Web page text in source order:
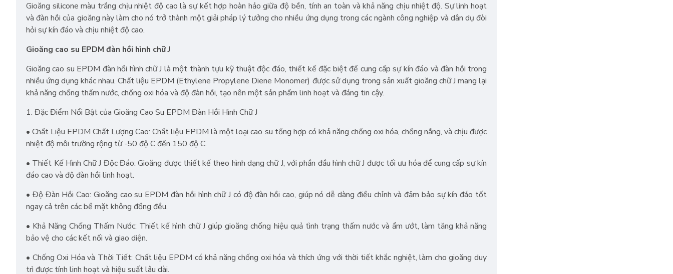
Gioăng silicone màu trắng chịu nhiệt độ cao là sự kết hợp hoàn hảo giữa độ bền, tính an toàn và khả năng chịu nhiệt độ. Sự linh hoạt
và đàn hồi của gioăng này làm cho nó trở thành một giải pháp lý tưởng cho nhiều ứng dụng trong các ngành công nghiệp và dân dụ đòi
hỏi sự kín đáo và chịu nhiệt độ cao.
Gioăng cao su EPDM đàn hồi hình chữ J
Gioăng cao su EPDM đàn hồi hình chữ J là một thành tựu kỹ thuật độc đáo, thiết kế đặc biệt để cung cấp sự kín đáo và đàn hồi trong
nhiều ứng dụng khác nhau. Chất liệu EPDM (Ethylene Propylene Diene Monomer) được sử dụng trong sản xuất gioăng chữ J mang lại
khả năng chống thấm nước, chống oxi hóa và độ đàn hồi, tạo nên một sản phẩm linh hoạt và đáng tin cậy.
1. Đặc Điểm Nổi Bật của Gioăng Cao Su EPDM Đàn Hồi Hình Chữ J
• Chất Liệu EPDM Chất Lượng Cao: Chất liệu EPDM là một loại cao su tổng hợp có khả năng chống oxi hóa, chống nắng, và chịu được
nhiệt độ môi trường rộng từ -50 độ C đến 150 độ C.
• Thiết Kế Hình Chữ J Độc Đáo: Gioăng được thiết kế theo hình dạng chữ J, với phần đầu hình chữ J được tối ưu hóa để cung cấp sự kín
đáo cao và độ đàn hồi linh hoạt.
• Độ Đàn Hồi Cao: Gioăng cao su EPDM đàn hồi hình chữ J có độ đàn hồi cao, giúp nó dễ dàng điều chỉnh và đảm bảo sự kín đáo tốt
ngay cả trên các bề mặt không đồng đều.
• Khả Năng Chống Thấm Nước: Thiết kế hình chữ J giúp gioăng chống hiệu quả tình trạng thấm nước và ẩm ướt, làm tăng khả năng
bảo vệ cho các kết nối và giao diện.
• Chống Oxi Hóa và Thời Tiết: Chất liệu EPDM có khả năng chống oxi hóa và thích ứng với thời tiết khắc nghiệt, làm cho gioăng duy
trì được tính linh hoạt và hiệu suất lâu dài.